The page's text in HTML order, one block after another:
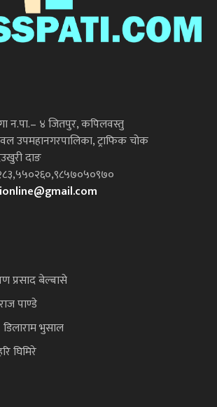
न.पा.– ४ जितपुर, कपिलवस्तु
उपमहानगरपालिका, ट्राफिक चोक
दाङ
प्रसाद बेल्बासे
पाण्डे
डिलाराम भुसाल
घिमिरे